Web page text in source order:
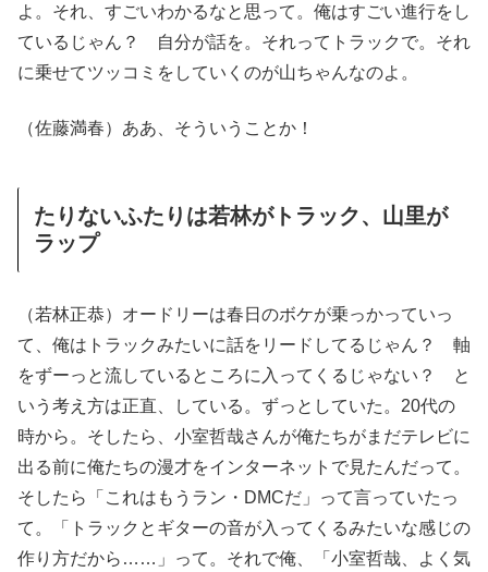
よ。それ、すごいわかるなと思って。俺はすごい進行をし
ているじゃん？ 自分が話を。それってトラックで。それ
に乗せてツッコミをしていくのが山ちゃんなのよ。
（佐藤満春）ああ、そういうことか！
たりないふたりは若林がトラック、山里が
ラップ
（若林正恭）オードリーは春日のボケが乗っかっていっ
て、俺はトラックみたいに話をリードしてるじゃん？ 軸
をずーっと流しているところに入ってくるじゃない？ と
いう考え方は正直、している。ずっとしていた。20代の
時から。そしたら、小室哲哉さんが俺たちがまだテレビに
出る前に俺たちの漫才をインターネットで見たんだって。
そしたら「これはもうラン・DMCだ」って言っていたっ
て。「トラックとギターの音が入ってくるみたいな感じの
作り方だから……」って。それで俺、「小室哲哉、よく気